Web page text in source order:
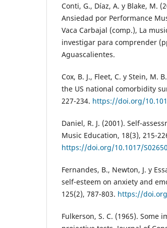
Conti, G., Díaz, A. y Blake, M.
Ansiedad por Performance
Vaca Carbajal (comp.), La
investigar para comprender
Aguascalientes.
Cox, B. J., Fleet, C. y Stein, M.
the US national comorbidity
227-234. https://doi.org/
Daniel, R. J. (2001). Self-
Music Education, 18(3), 215-
https://doi.org/10.1017/
Fernandes, B., Newton, J. y
self-esteem on anxiety and
125(2), 787-803. https://
Fulkerson, S. C. (1965).